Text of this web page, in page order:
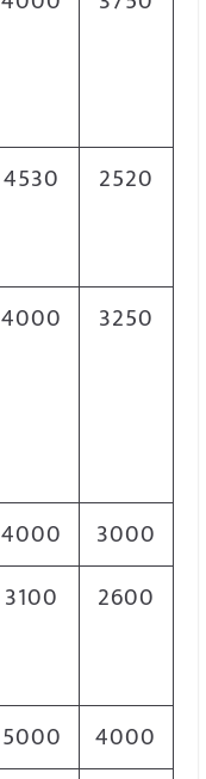
4530 2520
4000 3250
4000
3000
3100 2600
5000
4000